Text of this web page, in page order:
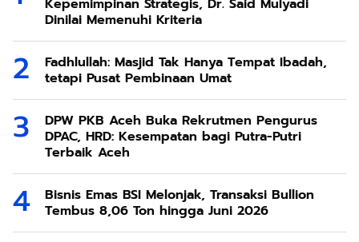
Dinilai Memenuhi Kriteria
Fadhlullah: Masjid Tak Hanya Tempat Ibadah,
tetapi Pusat Pembinaan Umat
DPW PKB Aceh Buka Rekrutmen Pengurus
DPAC, HRD: Kesempatan bagi Putra-Putri
Terbaik Aceh
Bisnis Emas BSI Melonjak, Transaksi Bullion
Tembus 8,06 Ton hingga Juni 2026